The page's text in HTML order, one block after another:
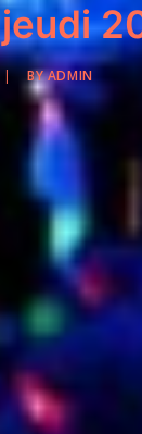
| BYADMIN